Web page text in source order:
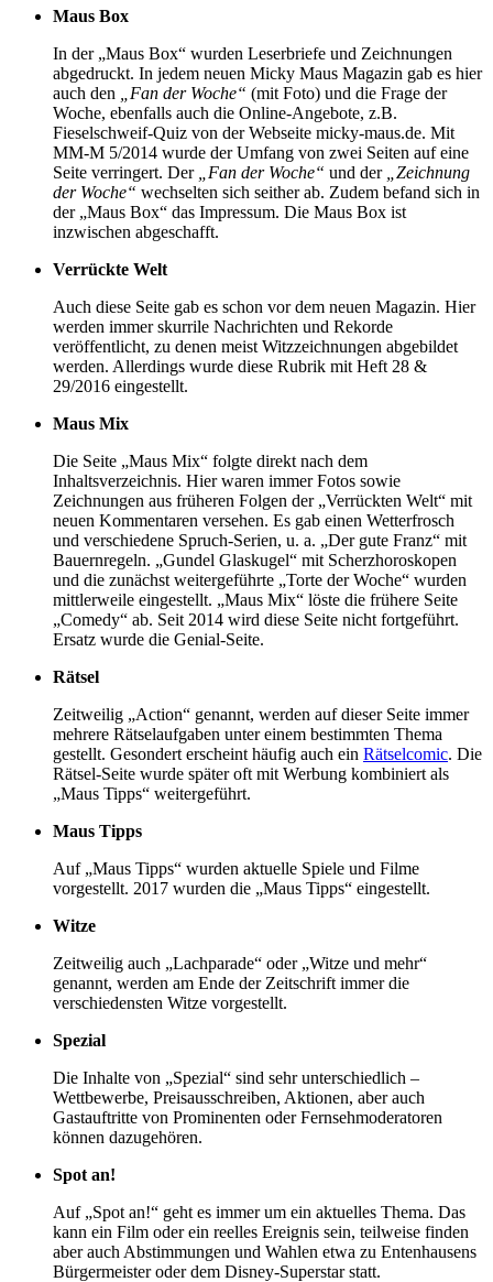
Maus Box
In der „Maus Box“ wurden Leserbriefe und Zeichnungen
abgedruckt. In jedem neuen Micky Maus Magazin gab es hier
auch den
„Fan der Woche“ (mit Foto) und die Frage der
Woche, ebenfalls auch die Online-Angebote, z.B.
Fieselschweif-Quiz von der Webseite micky-maus.de. Mit
MM-M 5/2014 wurde der Umfang von zwei Seiten auf eine
Seite verringert. Der
„Fan der Woche“ und der
„Zeichnung
der Woche“ wechselten sich seither ab. Zudem befand sich in
der „Maus Box“ das Impressum. Die Maus Box ist
inzwischen abgeschafft.
Verrückte Welt
Auch diese Seite gab es schon vor dem neuen Magazin. Hier
werden immer skurrile Nachrichten und Rekorde
veröffentlicht, zu denen meist Witzzeichnungen abgebildet
werden. Allerdings wurde diese Rubrik mit Heft 28 &
29/2016 eingestellt.
Maus Mix
Die Seite „Maus Mix“ folgte direkt nach dem
Inhaltsverzeichnis. Hier waren immer Fotos sowie
Zeichnungen aus früheren Folgen der „Verrückten Welt“ mit
neuen Kommentaren versehen. Es gab einen Wetterfrosch
und verschiedene Spruch-Serien, u. a. „Der gute Franz“ mit
Bauernregeln. „Gundel Glaskugel“ mit Scherzhoroskopen
und die zunächst weitergeführte „Torte der Woche“ wurden
mittlerweile eingestellt. „Maus Mix“ löste die frühere Seite
„Comedy“ ab. Seit 2014 wird diese Seite nicht fortgeführt.
Ersatz wurde die Genial-Seite.
Rätsel
Zeitweilig „Action“ genannt, werden auf dieser Seite immer
mehrere Rätselaufgaben unter einem bestimmten Thema
gestellt. Gesondert erscheint häufig auch ein Rätselcomic. Die
Rätsel-Seite wurde später oft mit Werbung kombiniert als
„Maus Tipps“ weitergeführt.
Maus Tipps
Auf „Maus Tipps“ wurden aktuelle Spiele und Filme
vorgestellt. 2017 wurden die „Maus Tipps“ eingestellt.
Witze
Zeitweilig auch „Lachparade“ oder „Witze und mehr“
genannt, werden am Ende der Zeitschrift immer die
verschiedensten Witze vorgestellt.
Spezial
Die Inhalte von „Spezial“ sind sehr unterschiedlich –
Wettbewerbe, Preisausschreiben, Aktionen, aber auch
Gastauftritte von Prominenten oder Fernsehmoderatoren
können dazugehören.
Spot an!
Auf „Spot an!“ geht es immer um ein aktuelles Thema. Das
kann ein Film oder ein reelles Ereignis sein, teilweise finden
aber auch Abstimmungen und Wahlen etwa zu Entenhausens
Bürgermeister oder dem Disney-Superstar statt.